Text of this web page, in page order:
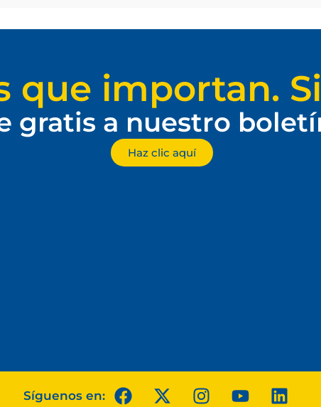
que importan.
gratis a nuestro
Haz clic aquí
Síguenos en: